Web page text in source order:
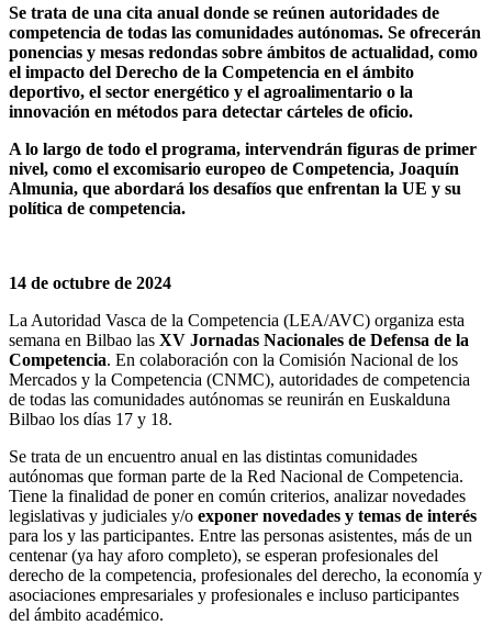
Se trata de una cita anual donde se reúnen autoridades de
competencia de todas las comunidades autónomas. Se ofrecerán
ponencias y mesas redondas sobre ámbitos de actualidad, como
el impacto del Derecho de la Competencia en el ámbito
deportivo, el sector energético y el agroalimentario o la
innovación en métodos para detectar cárteles de oficio.
A lo largo de todo el programa, intervendrán figuras de primer
nivel, como el excomisario europeo de Competencia, Joaquín
Almunia, que abordará los desafíos que enfrentan la UE y su
política de competencia.
14 de octubre de 2024
La Autoridad Vasca de la Competencia (LEA/AVC) organiza esta
semana en Bilbao las XV Jornadas Nacionales de Defensa de la
Competencia. En colaboración con la Comisión Nacional de los
Mercados y la Competencia (CNMC), autoridades de competencia
de todas las comunidades autónomas se reunirán en Euskalduna
Bilbao los días 17 y 18.
Se trata de un encuentro anual en las distintas comunidades
autónomas que forman parte de la Red Nacional de Competencia.
Tiene la finalidad de poner en común criterios, analizar novedades
legislativas y judiciales y/o exponer novedades y temas de interés
para los y las participantes. Entre las personas asistentes, más de un
centenar (ya hay aforo completo), se esperan profesionales del
derecho de la competencia, profesionales del derecho, la economía y
asociaciones empresariales y profesionales e incluso participantes
del ámbito académico.